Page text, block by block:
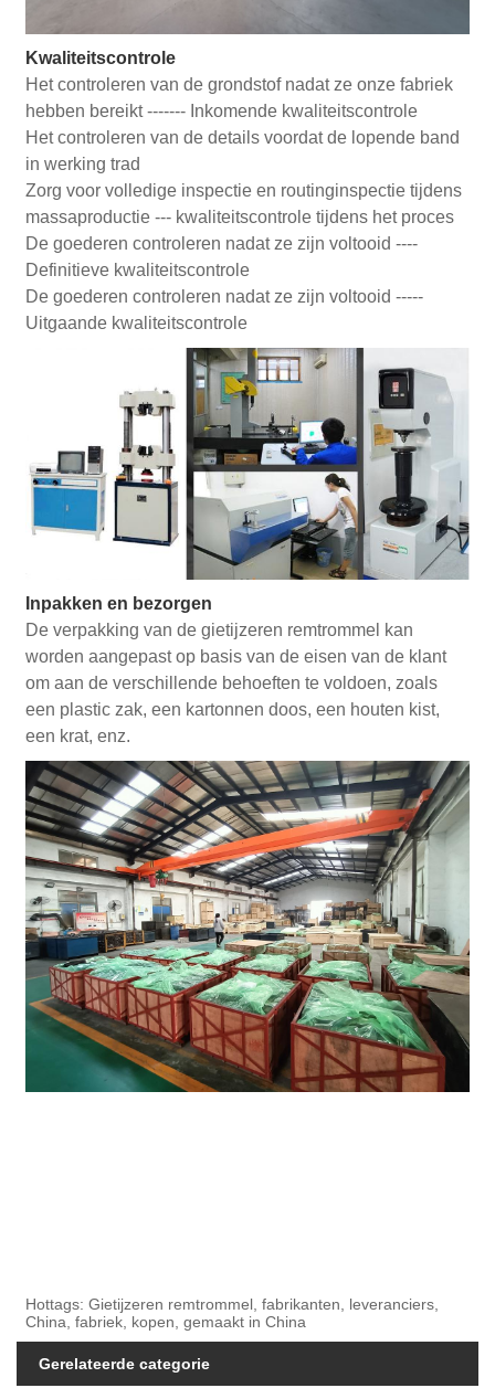
Kwaliteitscontrole
Het controleren van de grondstof nadat ze onze fabriek
hebben bereikt ------- Inkomende kwaliteitscontrole
Het controleren van de details voordat de lopende band
in werking trad
Zorg voor volledige inspectie en routinginspectie tijdens
massaproductie --- kwaliteitscontrole tijdens het proces
De goederen controleren nadat ze zijn voltooid ----
Definitieve kwaliteitscontrole
De goederen controleren nadat ze zijn voltooid -----
Uitgaande kwaliteitscontrole
Inpakken en bezorgen
De verpakking van de gietijzeren remtrommel kan
worden aangepast op basis van de eisen van de klant
om aan de verschillende behoeften te voldoen, zoals
een plastic zak, een kartonnen doos, een houten kist,
een krat, enz.
Hottags: Gietijzeren remtrommel, fabrikanten, leveranciers,
China, fabriek, kopen, gemaakt in China
Gerelateerde categorie